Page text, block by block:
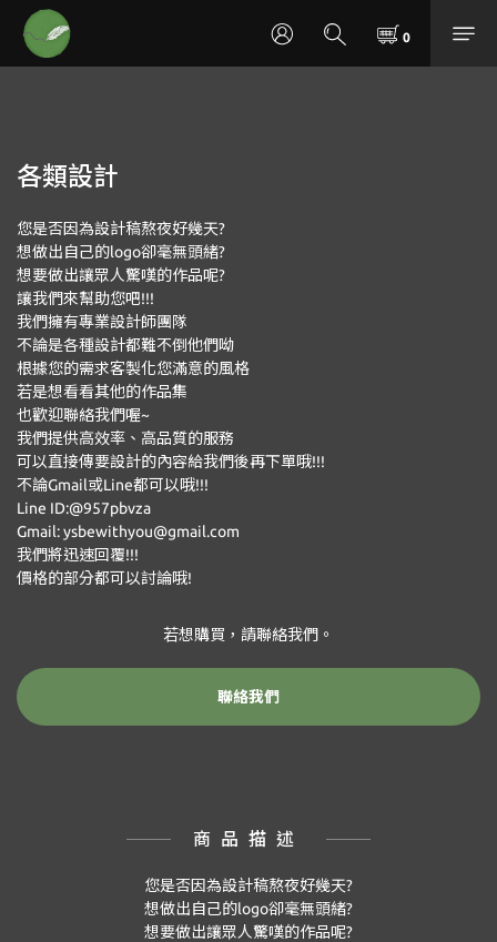
各類設計
您是否因為設計稿熬夜好幾天?
想做出自己的logo卻毫無頭緒?
想要做出讓眾人驚嘆的作品呢?
讓我們來幫助您吧!!!
我們擁有專業設計師團隊
不論是各種設計都難不倒他們呦
根據您的需求客製化您滿意的風格
若是想看看其他的作品集
也歡迎聯絡我們喔~
我們提供高效率、高品質的服務
可以直接傳要設計的內容給我們後再下單哦!!!
不論Gmail或Line都可以哦!!!
Line ID:@957pbvza
Gmail: ysbewithyou@gmail.com
我們將迅速回覆!!!
價格的部分都可以討論哦!
若想購買，請聯絡我們。
聯絡我們
商品描述
您是否因為設計稿熬夜好幾天?
想做出自己的logo卻毫無頭緒?
想要做出讓眾人驚嘆的作品呢?